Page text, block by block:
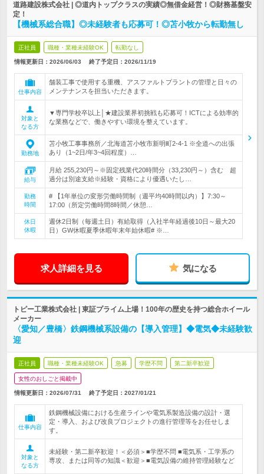
道路建設株式会社 | ◎道内トップクラスの実績◎無借金経営！◎財務基盤安
定！
【機械系総合職】◎未経験者も応募可！◎苫小牧から転勤無し
正社員 職種・業種未経験OK 転勤なし
情報更新日：2026/06/03 終了予定日： 2026/11/19
仕事内容
舗装工事で使用する重機、アスファルトプラントの管理と日々の
メンテナンスを担当いただきます。
対象と
なる方
▼専門学校卒以上│★建設業界初挑戦も応募可！ICTによる効率的
な業務などで、働きやすい環境を整えています。
勤務地
苫小牧工事事務所／北海道苫小牧市新明町2-4-1 ※全道への出張
あり（1~2日/年3~4回程度）…
給与
月給 255,230円～※固定残業代20時間分（33,230円～）含む 超
過分は別途支給※経験・資格により優遇いたし…
勤務
時間
# 【1年単位の変形労働時間制（週平均40時間以内）】7:30～
17:00（所定労働時間8時間／休憩…
休日
休暇
週休2日制（毎週土日）有給取得（入社半年経過後10日～最大20
日）GW休暇夏季休暇年末年始休暇# ※…
求人詳細を見る 気になる
トピー工業株式会社 | 東証プライム上場！100年の歴史を持つ総合ホイール
メーカー
〈愛知／豊橋〉鉄鋼機械系設備の【導入管理】◆電気◆未経験歓
迎
正社員 職種・業種未経験OK 急募 学歴不問 第二新卒歓迎
女性のおしごと掲載中
情報更新日：2026/07/31 終了予定日： 2027/01/21
仕事内容
鉄鋼機械設備における生産ラインや電気系製造設備の設計・選
定・導入、および改良プロジェクトの進行管理等をお任せしま
す。
対象と
なる方
未経験・第二新卒歓迎！＜必須＞■学歴不問 ■電気系・工学系の
専攻、または同等の知識＜歓迎＞■電気設備の維持管理経験など